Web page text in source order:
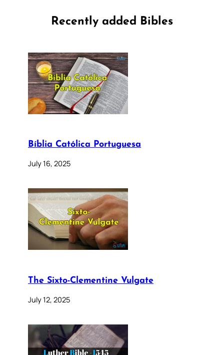
Recently added Bibles
Bíblia Católica Portuguesa
July 16, 2025
The Sixto-Clementine Vulgate
July 12, 2025